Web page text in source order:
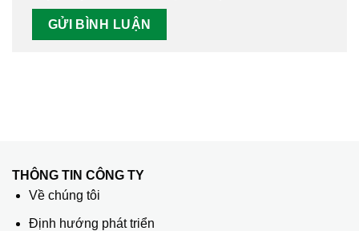
THÔNG TIN CÔNG TY
Về chúng tôi
Định hướng phát triển